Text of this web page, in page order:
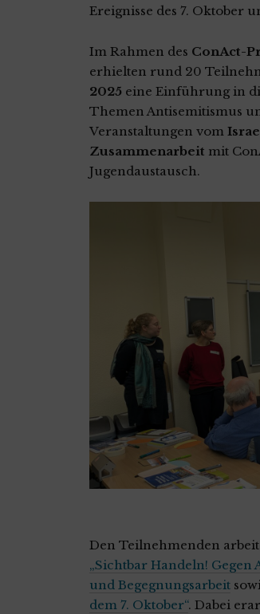
Ereignisse des 7. Oktober
Im Rahmen des ConAct-
erhielten rund 20
2025 eine Einführung in
Themen Antisemitismus
Veranstaltungen vom
Zusammenarbeit mit
Jugendaustausch.
Den Teilnehmenden
„Sichtbar Handeln!
und Begegnungsarbeit
dem 7. Oktober“. Dabei